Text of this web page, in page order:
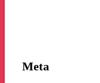
Meta